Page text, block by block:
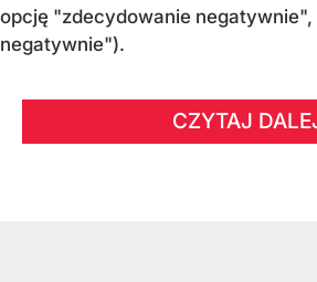
opcję "zdecydowanie negatywnie",
negatywnie").
CZYTAJ